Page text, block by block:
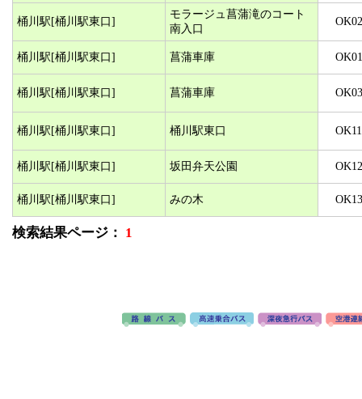
桶川駅[桶川駅東口]
モラージュ菖蒲滝のコート
南入口
OK02
桶川駅[桶川駅東口] 菖蒲車庫 OK01
桶川駅[桶川駅東口] 菖蒲車庫 OK03
桶川駅[桶川駅東口] 桶川駅東口 OK11
桶川駅[桶川駅東口] 坂田弁天公園 OK12
桶川駅[桶川駅東口] みの木 OK13
検索結果ページ： 1